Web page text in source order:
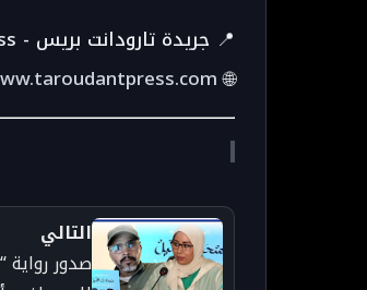
📍 جريدة تارودانت بريس - Taroudant Press
🌐
التالي
صدور رواية